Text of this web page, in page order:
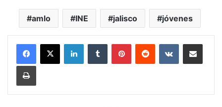
amlo INE jalisco jóvenes